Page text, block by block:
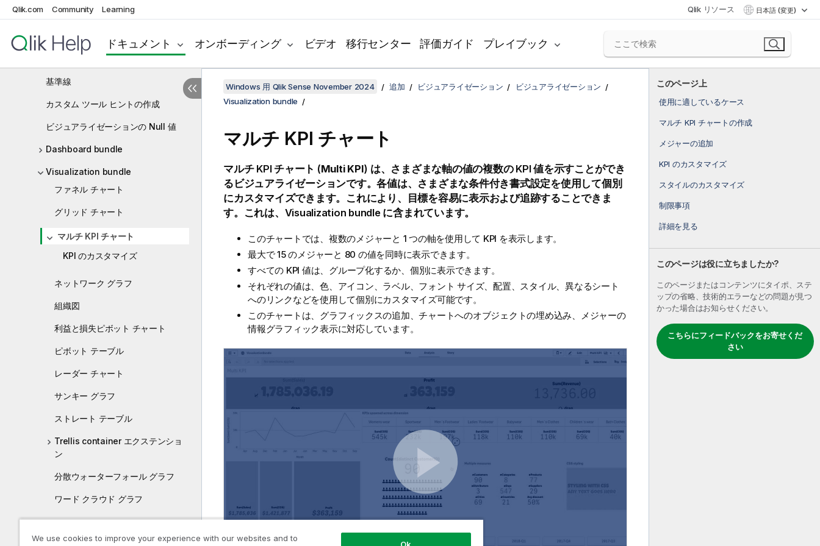
Qlik.com Community Learning Qlik リソース 日本語 (変更)
ドキュメント オンボーディング ビデオ 移行センター 評価ガイド プレイブック
ウォーターフォール グラフ
ボタン
タブ付きコンテナ
基準線
カスタム ツール ヒントの作成
ビジュアライゼーションの Null 値
Dashboard bundle
Visualization bundle
ファネル チャート
グリッド チャート
マルチ KPI チャート
KPI のカスタマイズ
ネットワーク グラフ
組織図
利益と損失ピボット チャート
ピボット テーブル
レーダー チャート
サンキー グラフ
ストレート テーブル
Trellis container エクステンショ
ン
分散ウォーターフォール グラフ
ワード クラウド グラフ
集
このページ上
使用に適しているケース
マルチ KPI チャートの作成
メジャーの追加
KPI のカスタマイズ
スタイルのカスタマイズ
制限事項
詳細を見る
このページは役に立ちましたか?
このページまたはコンテンツにタイポ、ステ
ップの省略、技術的エラーなどの問題が見つ
かった場合はお知らせください。
こちらにフィードバックをお寄せくだ
さい
Windows 用 Qlik Sense November 2024 追加 ビジュアライゼーション
ビジュアライゼーション
Visualization bundle
マルチ KPI チャート
マルチ KPI チャート (Multi KPI) は、さまざまな軸の値の複数の KPI 値を示すことができ
るビジュアライゼーションです。各値は、さまざまな条件付き書式設定を使用して個別
にカスタマイズできます。これにより、目標を容易に表示および追跡することできま
す。これは、Visualization bundle に含まれています。
このチャートでは、複数のメジャーと 1 つの軸を使用して KPI を表示します。
最大で 15 のメジャーと 80 の値を同時に表示できます。
すべての KPI 値は、グループ化するか、個別に表示できます。
それぞれの値は、色、アイコン、ラベル、フォント サイズ、配置、スタイル、異なるシート
へのリンクなどを使用して個別にカスタマイズ可能です。
このチャートは、グラフィックスの追加、チャートへのオブジェクトの埋め込み、メジャーの
情報グラフィック表示に対応しています。
We use cookies to improve your experience with our websites and to